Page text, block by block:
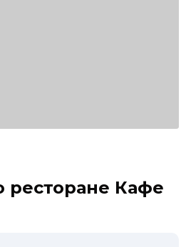
ресторане Кафе